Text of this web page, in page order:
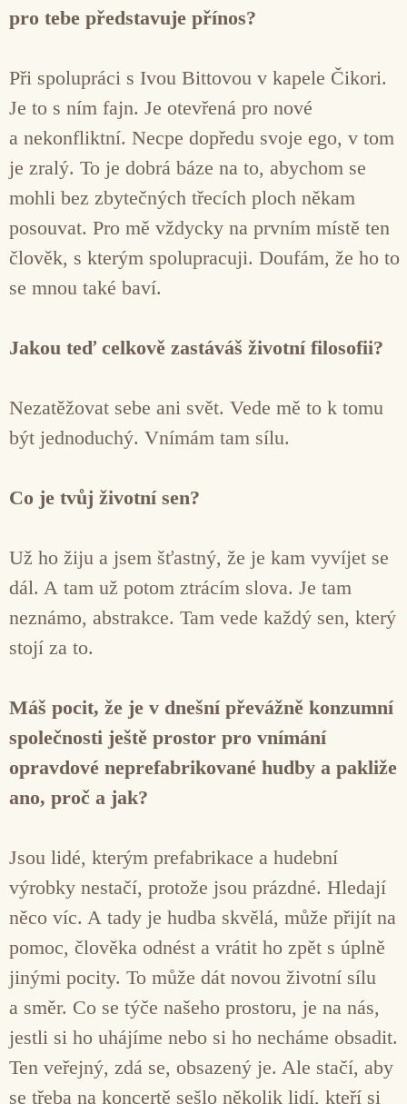
pro tebe představuje přínos?
Při spolupráci s Ivou Bittovou v kapele Čikori.
Je to s ním fajn. Je otevřená pro nové
a nekonfliktní. Necpe dopředu svoje ego, v tom
je zralý. To je dobrá báze na to, abychom se
mohli bez zbytečných třecích ploch někam
posouvat. Pro mě vždycky na prvním místě ten
člověk, s kterým spolupracuji. Doufám, že ho to
se mnou také baví.
Jakou teď celkově zastáváš životní filosofii?
Nezatěžovat sebe ani svět. Vede mě to k tomu
být jednoduchý. Vnímám tam sílu.
Co je tvůj životní sen?
Už ho žiju a jsem šťastný, že je kam vyvíjet se
dál. A tam už potom ztrácím slova. Je tam
neznámo, abstrakce. Tam vede každý sen, který
stojí za to.
Máš pocit, že je v dnešní převážně konzumní
společnosti ještě prostor pro vnímání
opravdové neprefabrikované hudby a pakliže
ano, proč a jak?
Jsou lidé, kterým prefabrikace a hudební
výrobky nestačí, protože jsou prázdné. Hledají
něco víc. A tady je hudba skvělá, může přijít na
pomoc, člověka odnést a vrátit ho zpět s úplně
jinými pocity. To může dát novou životní sílu
a směr. Co se týče našeho prostoru, je na nás,
jestli si ho uhájíme nebo si ho necháme obsadit.
Ten veřejný, zdá se, obsazený je. Ale stačí, aby
se třeba na koncertě sešlo několik lidí, kteří si